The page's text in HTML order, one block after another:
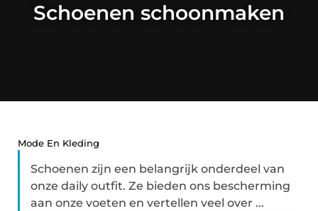
Schoenen schoonmaken
Mode En Kleding
Schoenen zijn een belangrijk onderdeel van
onze daily outfit. Ze bieden ons bescherming
aan onze voeten en vertellen veel over ...